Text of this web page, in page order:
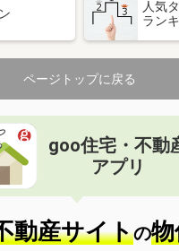
人気
ラン
ページトップに戻る
goo住宅・不動
アプリ
動産サイトの